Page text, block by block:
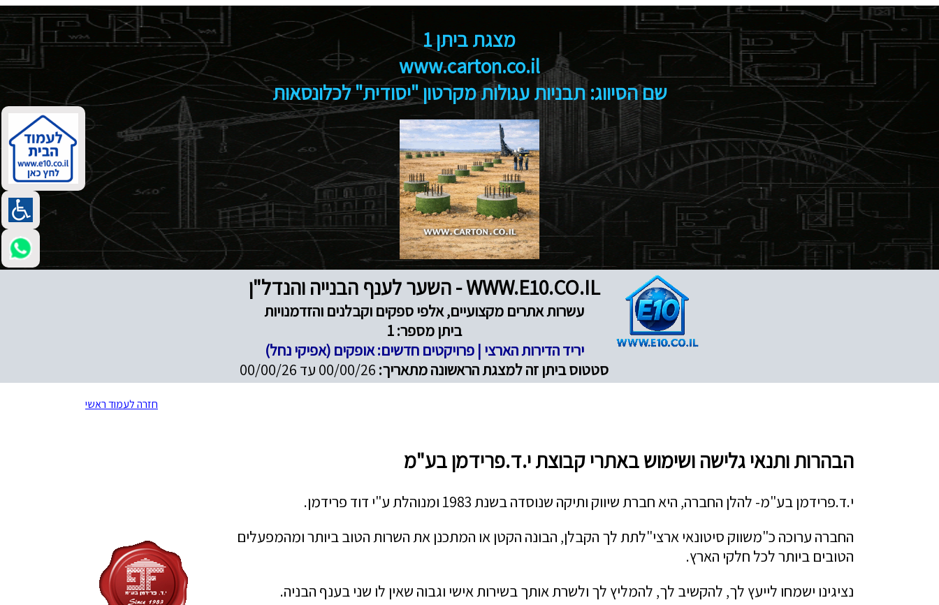
מצגת ביתן 1
www.carton.co.il
שם הסיווג: תבניות עגולות מקרטון "יסודית" לכלונסאות
WWW.E10.CO.IL - השער לענף הבנייה והנדל"ן
עשרות אתרים מקצועיים, אלפי ספקים וקבלנים והזדמנויות
ביתן מספר: 1
יריד הדירות הארצי | פרויקטים חדשים: אופקים (אפיקי נחל)
סטטוס ביתן זה למצגת הראשונה מתאריך: 00/00/26 עד 00/00/26
חזרה לעמוד ראשי
הבהרות ותנאי גלישה ושימוש באתרי קבוצת י.ד.פרידמן בע"מ
י.ד.פרידמן בע"מ- להלן החברה, היא חברת שיווק ותיקה שנוסדה בשנת 1983 ומנוהלת ע"י דוד פרידמן.
החברה ערוכה כ"משווק סיטונאי ארצי"לתת לך הקבלן, הבונה הקטן או המתכנן את השרות הטוב ביותר ומהמפעלים
הטובים ביותר לכל חלקי הארץ.
נציגינו ישמחו לייעץ לך, להקשיב לך, להמליץ לך ולשרת אותך בשירות אישי וגבוה שאין לו שני בענף הבניה.